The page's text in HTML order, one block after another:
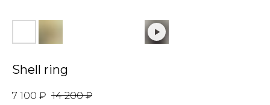
Shell ring
7 100 ₽ 14 200 ₽